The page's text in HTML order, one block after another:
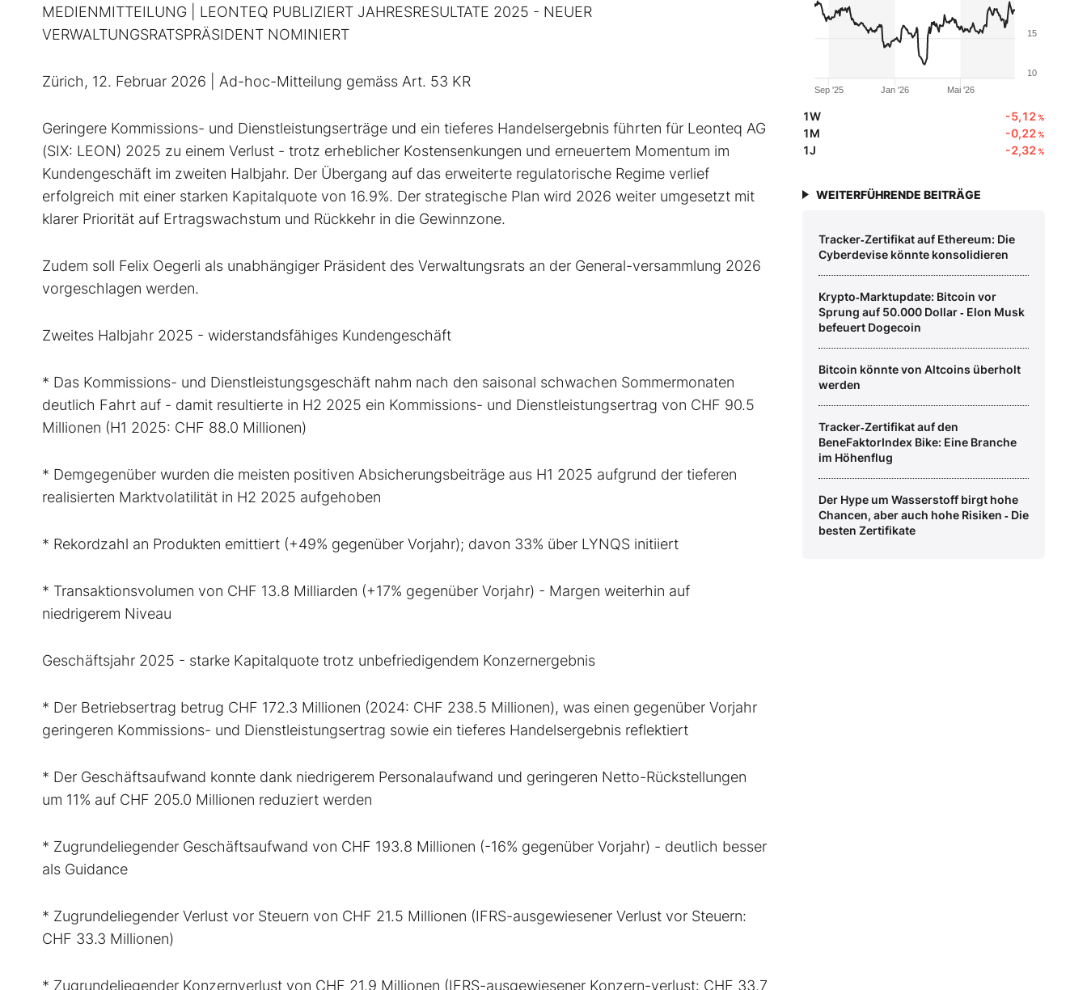
MEDIENMITTEILUNG | LEONTEQ PUBLIZIERT JAHRESRESULTATE 2025 - NEUER
VERWALTUNGSRATSPRÄSIDENT NOMINIERT
Zürich, 12. Februar 2026 | Ad-hoc-Mitteilung gemäss Art. 53 KR
Geringere Kommissions- und Dienstleistungserträge und ein tieferes Handelsergebnis führten für Leonteq AG
(SIX: LEON) 2025 zu einem Verlust - trotz erheblicher Kostensenkungen und erneuertem Momentum im
Kundengeschäft im zweiten Halbjahr. Der Übergang auf das erweiterte regulatorische Regime verlief
erfolgreich mit einer starken Kapitalquote von 16.9%. Der strategische Plan wird 2026 weiter umgesetzt mit
klarer Priorität auf Ertragswachstum und Rückkehr in die Gewinnzone.
Zudem soll Felix Oegerli als unabhängiger Präsident des Verwaltungsrats an der General-versammlung 2026
vorgeschlagen werden.
Zweites Halbjahr 2025 - widerstandsfähiges Kundengeschäft
* Das Kommissions- und Dienstleistungsgeschäft nahm nach den saisonal schwachen Sommermonaten
deutlich Fahrt auf - damit resultierte in H2 2025 ein Kommissions- und Dienstleistungsertrag von CHF 90.5
Millionen (H1 2025: CHF 88.0 Millionen)
* Demgegenüber wurden die meisten positiven Absicherungsbeiträge aus H1 2025 aufgrund der tieferen
realisierten Marktvolatilität in H2 2025 aufgehoben
* Rekordzahl an Produkten emittiert (+49% gegenüber Vorjahr); davon 33% über LYNQS initiiert
* Transaktionsvolumen von CHF 13.8 Milliarden (+17% gegenüber Vorjahr) - Margen weiterhin auf
niedrigerem Niveau
Geschäftsjahr 2025 - starke Kapitalquote trotz unbefriedigendem Konzernergebnis
* Der Betriebsertrag betrug CHF 172.3 Millionen (2024: CHF 238.5 Millionen), was einen gegenüber Vorjahr
geringeren Kommissions- und Dienstleistungsertrag sowie ein tieferes Handelsergebnis reflektiert
* Der Geschäftsaufwand konnte dank niedrigerem Personalaufwand und geringeren Netto-Rückstellungen
um 11% auf CHF 205.0 Millionen reduziert werden
* Zugrundeliegender Geschäftsaufwand von CHF 193.8 Millionen (-16% gegenüber Vorjahr) - deutlich besser
als Guidance
* Zugrundeliegender Verlust vor Steuern von CHF 21.5 Millionen (IFRS-ausgewiesener Verlust vor Steuern:
CHF 33.3 Millionen)
* Zugrundeliegender Konzernverlust von CHF 21.9 Millionen (IFRS-ausgewiesener Konzern-verlust: CHF 33.7
Jan '26
Sep '25 Mai '26
10
15
1W -5,12%
1M -0,22%
1J -2,32%
WEITERFÜHRENDE BEITRÄGE
Tracker‑Zertifikat auf Ethereum: Die
Cyberdevise könnte konsolidieren
Krypto‑Marktupdate: Bitcoin vor
Sprung auf 50.000 Dollar ‑ Elon Musk
befeuert Dogecoin
Bitcoin könnte von Altcoins überholt
werden
Tracker‑Zertifikat auf den
BeneFaktorIndex Bike: Eine Branche
im Höhenflug
Der Hype um Wasserstoff birgt hohe
Chancen, aber auch hohe Risiken ‑ Die
besten Zertifikate